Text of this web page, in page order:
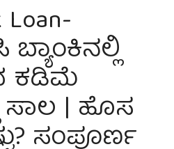
Loan-
ಕಡಿಮೆ
ಸಾಲ | ಹೊಸ
ಸಂಪೂರ್ಣ